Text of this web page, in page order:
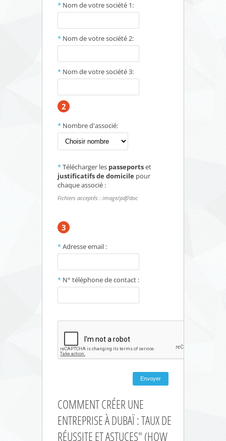
* Nom de votre société 1:
* Nom de votre société 2:
* Nom de votre société 3:
2
* Nombre d'associé:
*Télécharger les passeportset
justificatifs de domicile pour
chaque associé :
Fichiers acceptés : image/pdf/doc
3
*Adresse email :
* N° téléphone de contact :
COMMENT CRÉER UNE
ENTREPRISE À DUBAÏ : TAUX DE
RÉUSSITE ET ASTUCES" (HOW